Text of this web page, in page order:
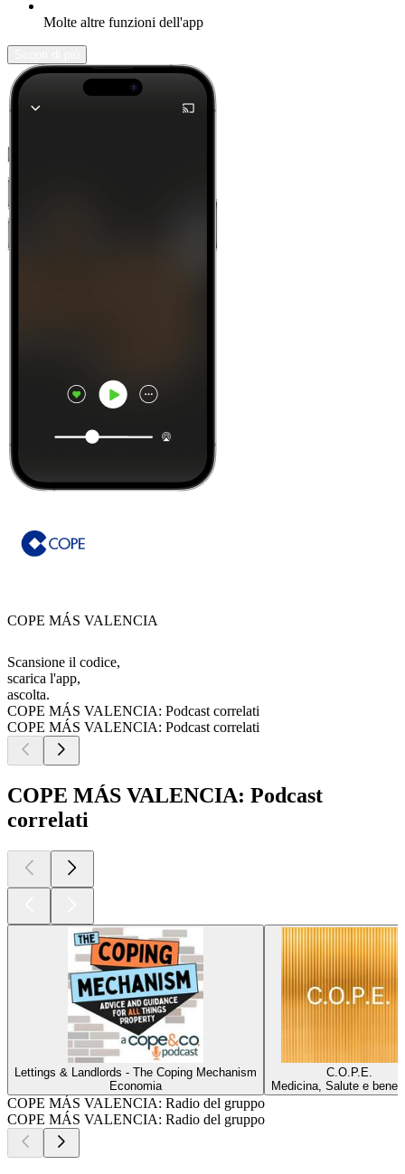
Molte altre funzioni dell'app
COPE MÁS VALENCIA
Scansione il codice,
scarica l'app,
ascolta.
COPE MÁS VALENCIA: Podcast correlati
COPE MÁS VALENCIA: Podcast correlati
COPE MÁS VALENCIA: Podcast
correlati
Lettings & Landlords - The Coping Mechanism
Economia
C.O.P.E.
Medicina, Salute e
COPE MÁS VALENCIA: Radio del gruppo
COPE MÁS VALENCIA: Radio del gruppo